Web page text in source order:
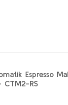
Espresso
RS